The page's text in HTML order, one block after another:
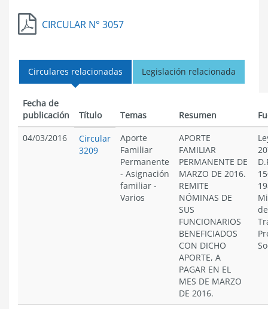
CIRCULAR N° 3057
Circulares relacionadas Legislación relacionada
Fecha de
publicación
Título Temas Resumen
04/03/2016
Circular
3209
Aporte
Familiar
Permanente
- Asignación
familiar -
Varios
APORTE
FAMILIAR
PERMANENTE DE
MARZO DE 2016.
REMITE
NÓMINAS DE
SUS
FUNCIONARIOS
BENEFICIADOS
CON DICHO
APORTE, A
PAGAR EN EL
MES DE MARZO
DE 2016.